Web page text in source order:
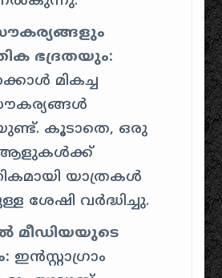
ഭദ്രതയും:
മികച്ച
കൂടാതെ, ഒരു
ആളുകൾക്ക്
യാത്രകൾ
ശേഷി വർദ്ധിച്ചു.
മീഡിയയുടെ
ഇൻസ്റ്റാഗ്രാം